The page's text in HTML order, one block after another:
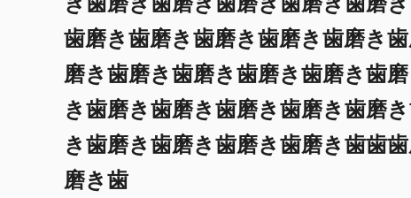
歯磨き歯磨き歯磨き歯磨き歯磨き
磨き歯磨き歯磨き歯磨き歯磨き歯
き歯磨き歯磨き歯磨き歯磨き歯磨
き歯磨き歯磨き歯磨き歯磨き歯歯
磨き歯